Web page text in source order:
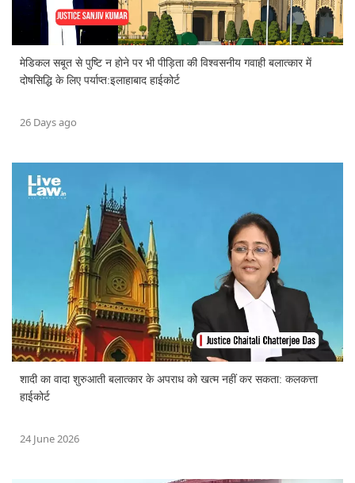
मेडिकल सबूत से पुष्टि न होने पर भी पीड़िता की विश्वसनीय गवाही बलात्कार में
दोषसिद्धि के लिए पर्याप्त:इलाहाबाद हाईकोर्ट
26 Days ago
शादी का वादा शुरुआती बलात्कार के अपराध को खत्म नहीं कर सकता: कलकत्ता
हाईकोर्ट
24 June 2026